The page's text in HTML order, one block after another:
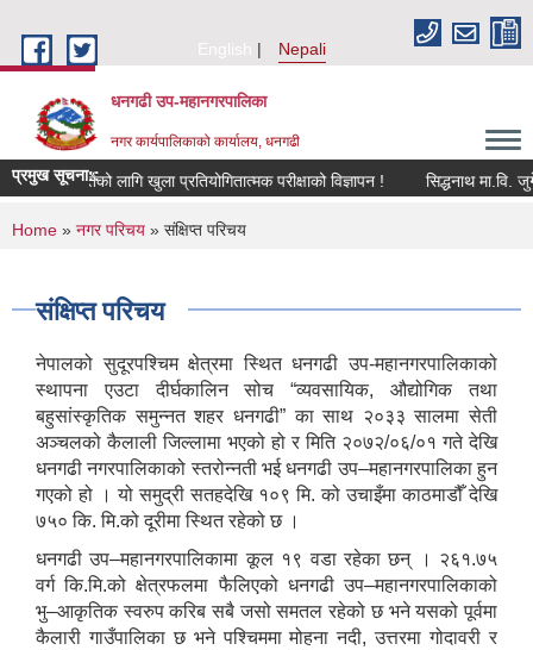
English
Nepali
धनगढी उप-महानगरपालिका
नगर कार्यपालिकाको कार्यालय, धनगढी
प्रमुख सूचना::
पदपूर्तिको लागि खुला प्रतियोगितात्मक परीक्षाको विज्ञापन !
You are here
Home » नगर परिचय » संक्षिप्त परिचय
संक्षिप्त परिचय
नेपालको सुदूरपश्चिम क्षेत्रमा स्थित धनगढी उप-महानगरपालिकाको
स्थापना एउटा दीर्घकालिन सोच “व्यवसायिक, औद्योगिक तथा
बहुसांस्कृतिक समुन्नत शहर धनगढी” का साथ २०३३ सालमा सेती
अञ्चलको कैलाली जिल्लामा भएको हो र मिति २०७२/०६/०१ गते देखि
धनगढी नगरपालिकाको स्तरोन्नती भई धनगढी उप–महानगरपालिका हुन
गएको हो । यो समुद्री सतहदेखि १०९ मि. को उचाइँमा काठमाडौँ देखि
७५० कि. मि.को दूरीमा स्थित रहेको छ ।
धनगढी उप–महानगरपालिकामा कूल १९ वडा रहेका छन् । २६१.७५
वर्ग कि.मि.को क्षेत्रफलमा फैलिएको धनगढी उप–महानगरपालिकाको
भु–आकृतिक स्वरुप करिब सबै जसो समतल रहेको छ भने यसको पूर्वमा
कैलारी गाउँपालिका छ भने पश्चिममा मोहना नदी, उत्तरमा गोदावरी र